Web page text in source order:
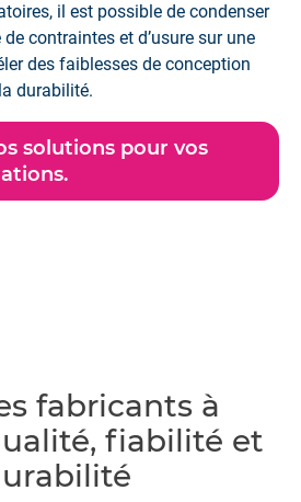
il est possible de condenser
contraintes et d’usure sur une
des faiblesses de conception
durabilité.
solutions pour vos
fabricants à
fiabilité et